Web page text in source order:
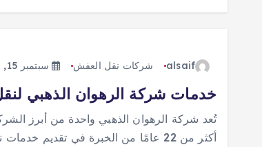
alsaif شركات نقل العفش سبتمبر 15, 2025
خدمات شركة الرهوان الذهبي
تُعد شركة الرهوان الذهبي واحدة من أبرز
أكثر من 22 عامًا من الخبرة في تقديم خدمات نقل آمنة وموثوقة. تسعى…